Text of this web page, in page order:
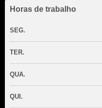
Horas de trabalho
SEG.
TER.
QUA.
QUI.